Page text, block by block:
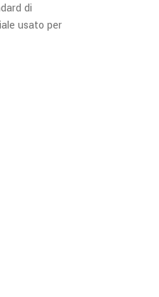
di
usato per